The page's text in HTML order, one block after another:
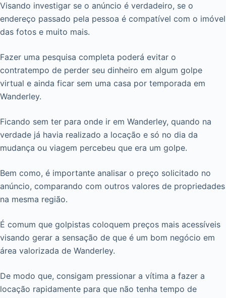
Visando investigar se o anúncio é verdadeiro, se o
endereço passado pela pessoa é compatível com o imóvel
das fotos e muito mais.
Fazer uma pesquisa completa poderá evitar o
contratempo de perder seu dinheiro em algum golpe
virtual e ainda ficar sem uma casa por temporada em
Wanderley.
Ficando sem ter para onde ir em Wanderley, quando na
verdade já havia realizado a locação e só no dia da
mudança ou viagem percebeu que era um golpe.
Bem como, é importante analisar o preço solicitado no
anúncio, comparando com outros valores de propriedades
na mesma região.
É comum que golpistas coloquem preços mais acessíveis
visando gerar a sensação de que é um bom negócio em
área valorizada de Wanderley.
De modo que, consigam pressionar a vítima a fazer a
locação rapidamente para que não tenha tempo de